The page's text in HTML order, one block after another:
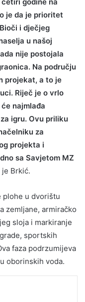
je da je prioritet
i dječjeg
u našoj
nije postojala
Na području
projekat, a to je
Riječ je o vrlo
najmlađa
igru. Ovu priliku
za
projekta i
sa Savjetom MZ
je Brkić.
plohe u dvorištu
zemljane, armiračko
sloja i markiranje
sportskih
faza podrzumijeva
oborinskih voda.